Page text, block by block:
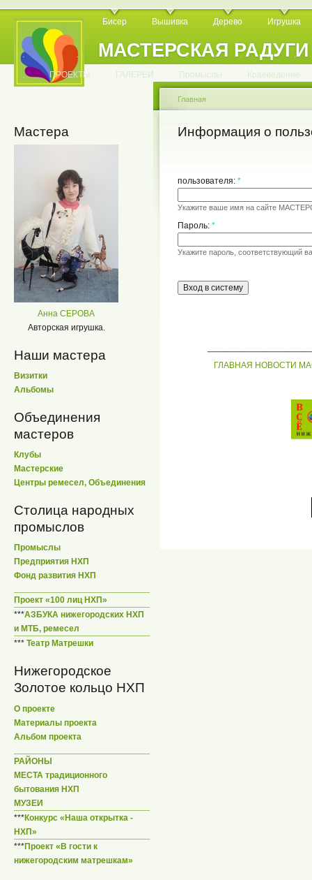
МАСТЕРСКАЯ РАДУГИ
Бисер Вышивка Дерево Игрушка
. . . . . . . . . . .
. ПРОЕКТЫ ГАЛЕРЕИ Промыслы Краеведение
Мастера
Анна СЕРОВА
Авторская игрушка.
Наши мастера
Визитки
Альбомы
Объединения
мастеров
Клубы
Мастерские
Центры ремесел, Объединения
Столица народных
промыслов
Промыслы
Предприятия НХП
Фонд развития НХП
Проект «100 лиц НХП»
***АЗБУКА нижегородских НХП
и МТБ, ремесел
*** Театр Матрешки
Нижегородское
Золотое кольцо НХП
О проекте
Материалы проекта
Альбом проекта
РАЙОНЫ
МЕСТА традиционного
бытования НХП
МУЗЕИ
***Конкурс «Наша открытка -
НХП»
***Проект «В гости к
нижегородским матрешкам»
Главная
Информация о
пользователя: *
Укажите ваше имя на сайте
Пароль: *
Укажите пароль, соответствующий
ГЛАВНАЯ НОВОСТИ